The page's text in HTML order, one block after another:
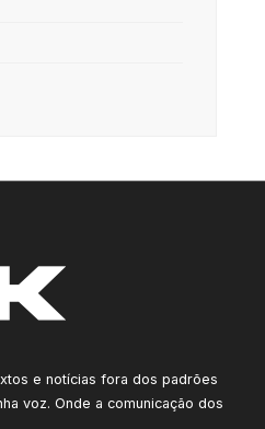
e notícias fora dos padrões
voz. Onde a comunicação dos